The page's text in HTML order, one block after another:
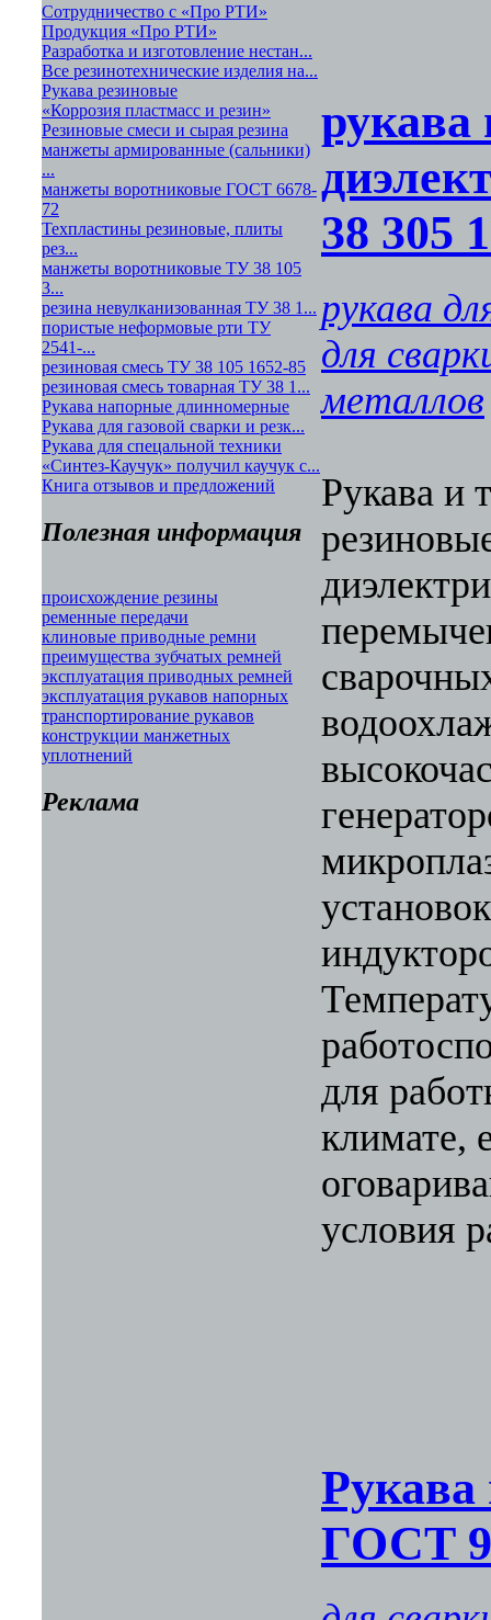
Сотрудничество с «Про РТИ»
Продукция «Про РТИ»
Разработка и изготовление нестан...
Все резинотехнические изделия на...
Рукава резиновые
«Коррозия пластмасс и резин»
Резиновые смеси и сырая резина
манжеты армированные (сальники)
...
манжеты воротниковые ГОСТ 6678-
72
Техпластины резиновые, плиты
рез...
манжеты воротниковые ТУ 38 105
3...
резина невулканизованная ТУ 38 1...
пористые неформовые рти ТУ
2541-...
резиновая смесь ТУ 38 105 1652-85
резиновая смесь товарная ТУ 38 1...
Рукава напорные длинномерные
Рукава для газовой сварки и резк...
Рукава для спецальной техники
«Синтез-Каучук» получил каучук с...
Книга отзывов и предложений
Полезная информация
происхождение резины
ременные передачи
клиновые приводные ремни
преимущества зубчатых ремней
эксплуатация приводных ремней
эксплуатация рукавов напорных
транспортирование рукавов
конструкции манжетных
уплотнений
Реклама
рукава
38 305
рукава
для
металлов
Рукава и
для
климате,
условия
ГОСТ